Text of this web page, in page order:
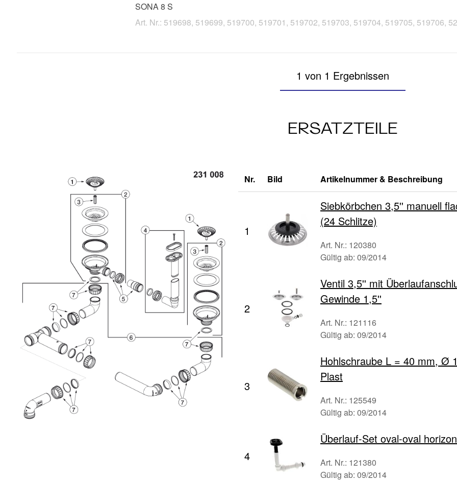
SONA 8 S
Art. Nr.: 519698, 519699, 519700, 519701, 519702, 519703, 519704, 519705, 519706,
1 von 1 Ergebnissen
ERSATZTEILE
Nr. Bild Artikelnummer & Beschreibung
1
Siebkörbchen 3,5'' manuell
(24 Schlitze)
Art. Nr.: 120380
Gültig ab: 09/2014
2
Ventil 3,5'' mit
Gewinde 1,5''
Art. Nr.: 121116
Gültig ab: 09/2014
3
Hohlschraube L = 40 mm, Ø
Plast
Art. Nr.: 125549
Gültig ab: 09/2014
4
Überlauf-Set oval-oval
Art. Nr.: 121380
Gültig ab: 09/2014